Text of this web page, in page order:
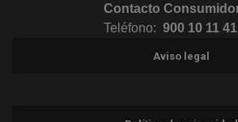
Contacto
Teléfono: 900 10 11 41
Aviso legal